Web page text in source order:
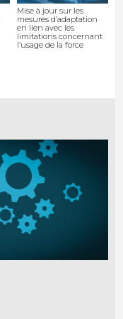
Mise à jour sur les
mesures d’adaptation
en lien avec les
limitations concernant
l’usage de la force